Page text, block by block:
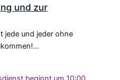
und zur
jede und jeder ohne